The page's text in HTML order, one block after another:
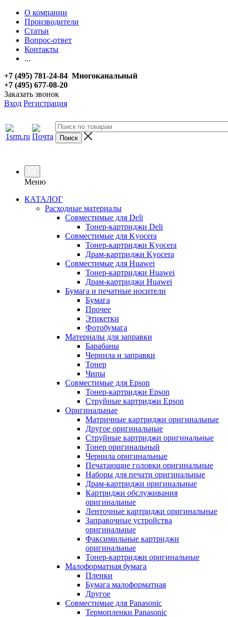
О компании
Производители
Статьи
Вопрос-ответ
Контакты
...
+7 (495) 781-24-84 Многоканальный
+7 (495) 677-08-20
Заказать звонок
Вход Регистрация
Меню
КАТАЛОГ
Расходные материалы
Совместимые для Deli
Тонер-картриджи Deli
Совместимые для Kyocera
Тонер-картриджи Kyocera
Драм-картриджи Kyocera
Совместимые для Huawei
Тонер-картриджи Huawei
Драм-картриджи Huawei
Бумага и печатные носители
Бумага
Прочее
Этикетки
Фотобумага
Материалы для заправки
Барабаны
Чернила и заправки
Тонер
Чипы
Совместимые для Epson
Тонер-картриджи Epson
Струйные картриджи Epson
Оригинальные
Матричные картриджи оригинальные
Другое оригинальные
Струйные картриджи оригинальные
Тонер оригинальный
Чернила оригинальные
Печатающие головки оригинальные
Наборы для печати оригинальные
Драм-картриджи оригинальные
Картриджи обслуживания
оригинальные
Ленточные картриджи оригинальные
Заправочные устройства
оригинальные
Факсимильные картриджи
оригинальные
Тонер-картриджи оригинальные
Малоформатная бумага
Пленки
Бумага малоформатная
Другое
Совместимые для Panasonic
Термопленки Panasonic